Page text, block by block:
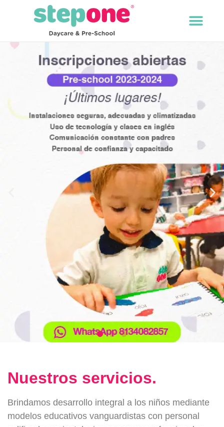
Nuestros servicios.
Brindamos desarrollo integral a los niños mediante
modelos educativos vanguardistas con personal